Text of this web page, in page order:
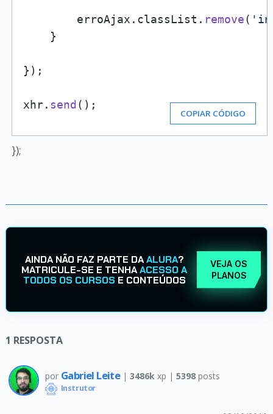
        erroAjax.
classList . remove(
    }
});
xhr. send ();
COPIAR CÓDIGO
});
AINDA NÃO FAZ PARTE DAALURA?
MATRICULE-SE E TENHAACESSO A
TODOS OS CURSOS E CONTEÚDOS
VEJA OS
PLANOS
1 RESPOSTA
por Gabriel Leite | 3486k xp | 5398posts
Instrutor